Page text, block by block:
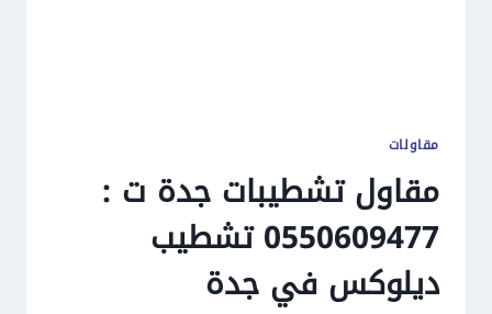
مقاولات
مقاول تشطيبات جدة ت :
0550609477 تشطيب
ديلوكس في جدة